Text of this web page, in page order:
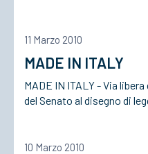
11 Marzo 2010
MADE IN ITALY
MADE IN ITALY - Via
del Senato al disegno di
10 Marzo 2010